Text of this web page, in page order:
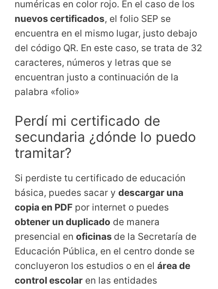
numéricas en color rojo. En el caso de los
nuevos certificados, el folio SEP se
encuentra en el mismo lugar, justo debajo
del código QR. En este caso, se trata de 32
caracteres, números y letras que se
encuentran justo a continuación de la
palabra «folio»
Perdí mi certificado de
secundaria ¿dónde lo puedo
tramitar?
Si perdiste tu certificado de educación
básica, puedes sacar y descargar una
copia en PDF por internet o puedes
obtener un duplicado de manera
presencial en oficinas de la Secretaría de
Educación Pública, en el centro donde se
concluyeron los estudios o en el área de
control escolar en las entidades